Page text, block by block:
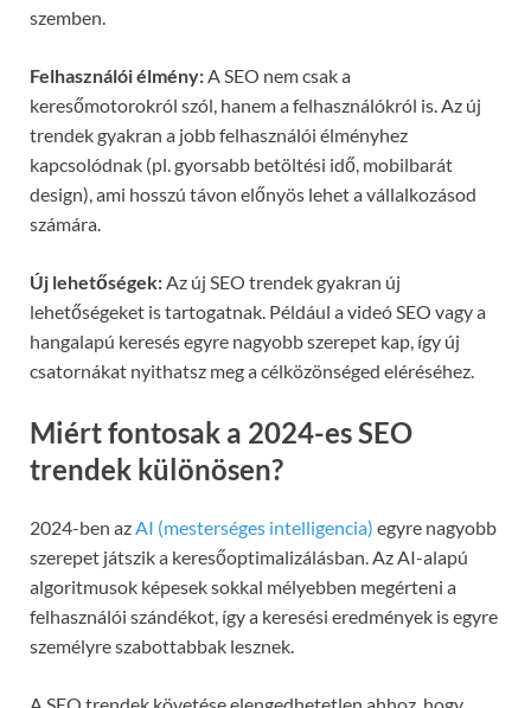
szemben.
Felhasználói élmény: A SEO nem csak a
keresőmotorokról szól, hanem a felhasználókról is. Az új
trendek gyakran a jobb felhasználói élményhez
kapcsolódnak (pl. gyorsabb betöltési idő, mobilbarát
design), ami hosszú távon előnyös lehet a vállalkozásod
számára.
Új lehetőségek: Az új SEO trendek gyakran új
lehetőségeket is tartogatnak. Például a videó SEO vagy a
hangalapú keresés egyre nagyobb szerepet kap, így új
csatornákat nyithatsz meg a célközönséged eléréséhez.
Miért fontosak a 2024-es SEO
trendek különösen?
2024-ben azAI (mesterséges intelligencia) egyre nagyobb
szerepet játszik a keresőoptimalizálásban. Az AI-alapú
algoritmusok képesek sokkal mélyebben megérteni a
felhasználói szándékot, így a keresési eredmények is egyre
személyre szabottabbak lesznek.